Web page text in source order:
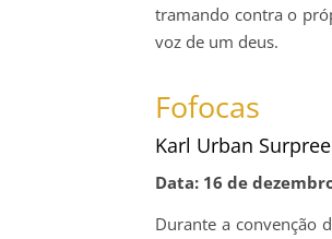
tramando contra o
voz de um deus.
Fofocas
Karl Urban
Data: 16 de
Durante a convenção